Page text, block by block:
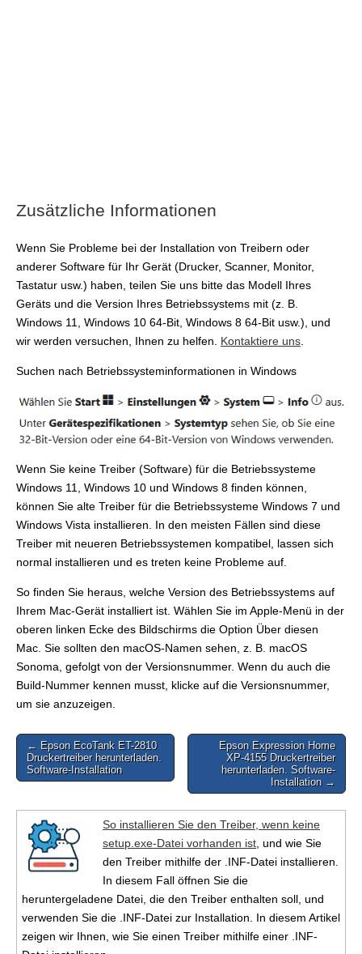
Zusätzliche Informationen
Wenn Sie Probleme bei der Installation von Treibern oder
anderer Software für Ihr Gerät (Drucker, Scanner, Monitor,
Tastatur usw.) haben, teilen Sie uns bitte das Modell Ihres
Geräts und die Version Ihres Betriebssystems mit (z. B.
Windows 11, Windows 10 64-Bit, Windows 8 64-Bit usw.), und
wir werden versuchen, Ihnen zu helfen. Kontaktiere uns
Suchen nach Betriebssysteminformationen in Windows
Wenn Sie keine Treiber (Software) für die Betriebssysteme
Windows 11, Windows 10 und Windows 8 finden können,
können Sie alte Treiber für die Betriebssysteme Windows 7 und
Windows Vista installieren. In den meisten Fällen sind diese
Treiber mit neueren Betriebssystemen kompatibel, lassen sich
normal installieren und es treten keine Probleme auf.
So finden Sie heraus, welche Version des Betriebssystems auf
Ihrem Mac-Gerät installiert ist. Wählen Sie im Apple-Menü in der
oberen linken Ecke des Bildschirms die Option Über diesen
Mac. Sie sollten den macOS-Namen sehen, z. B. macOS
Sonoma, gefolgt von der Versionsnummer. Wenn du auch die
Build-Nummer kennen musst, klicke auf die Versionsnummer,
um sie anzuzeigen.
Post
navigation
← Epson EcoTank ET-2810
Druckertreiber herunterladen.
Software-Installation
Epson Expression Home
XP-4155 Druckertreiber
herunterladen. Software-
Installation →
So installieren Sie den Treiber, wenn keine
setup.exe-Datei vorhanden ist , und wie Sie
den Treiber mithilfe der .INF-Datei installieren.
In diesem Fall öffnen Sie die
heruntergeladene Datei, die den Treiber enthalten soll, und
verwenden Sie die .INF-Datei zur Installation. In diesem Artikel
zeigen wir Ihnen, wie Sie einen Treiber mithilfe einer .INF-